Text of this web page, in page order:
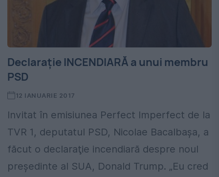
Declaraţie INCENDIARĂ a unui membru
PSD
12 IANUARIE 2017
Invitat în emisiunea Perfect Imperfect de la
TVR 1, deputatul PSD, Nicolae Bacalbaşa, a
făcut o declaraţie incendiară despre noul
preşedinte al SUA, Donald Trump. „Eu cred